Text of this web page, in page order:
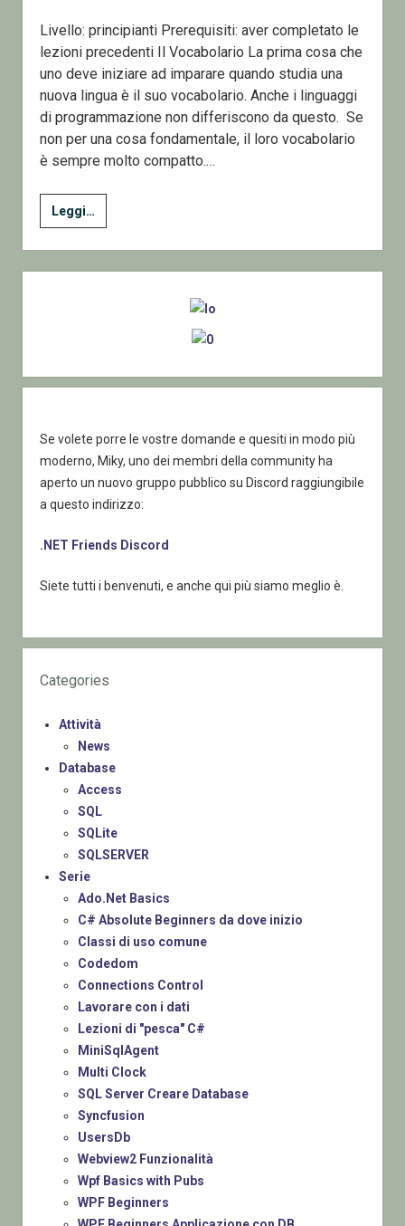
Livello: principianti Prerequisiti: aver completato le
lezioni precedenti Il Vocabolario La prima cosa che
uno deve iniziare ad imparare quando studia una
nuova lingua è il suo vocabolario. Anche i linguaggi
di programmazione non differiscono da questo. Se
non per una cosa fondamentale, il loro vocabolario
è sempre molto compatto.…
Leggi…3
Absolute
Beginners
–
Se volete porre le vostre domande e quesiti in modo più
moderno, Miky, uno dei membri della community ha
aperto un nuovo gruppo pubblico su Discord raggiungibile
a questo indirizzo:
.NET Friends Discord
Siete tutti i benvenuti, e anche qui più siamo meglio è.
Categories
Attività
News
Database
Access
SQL
SQLite
SQLSERVER
Serie
Ado.Net Basics
C# Absolute Beginners da dove inizio
Classi di uso comune
Codedom
Connections Control
Lavorare con i dati
Lezioni di "pesca" C#
MiniSqlAgent
Multi Clock
SQL Server Creare Database
Syncfusion
UsersDb
Webview2 Funzionalità
Wpf Basics with Pubs
WPF Beginners